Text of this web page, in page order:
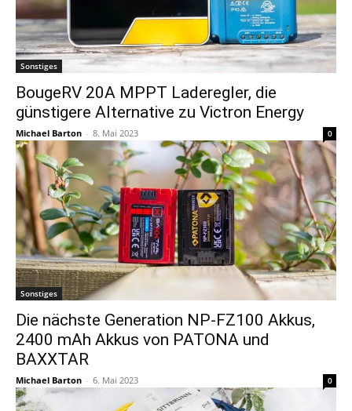
Sonstiges
BougeRV 20A MPPT Laderegler, die
günstigere Alternative zu Victron Energy
Michael Barton - 8. Mai 2023 0
Sonstiges
Die nächste Generation NP-FZ100 Akkus,
2400 mAh Akkus von PATONA und
BAXXTAR
Michael Barton - 6. Mai 2023 0